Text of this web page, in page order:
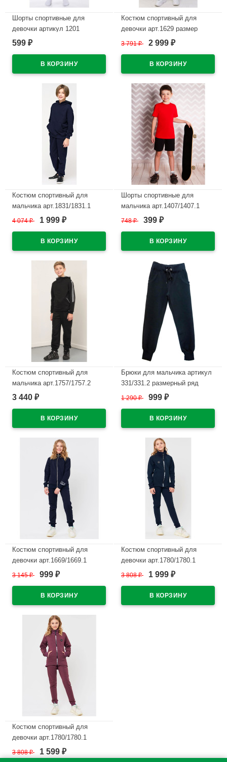
Шорты спортивные для
девочки артикул 1201
р.36/140-44/164 цвет черный
599 ₽
Костюм спортивный для
девочки арт.1629 размер
30/122-40/152 трикотажный
3 791₽ 2 999 ₽
Костюм спортивный для
мальчика арт.1831/1831.1
размер 34/134-46/170
4 074₽ 1 999 ₽
Шорты спортивные для
мальчика арт.1407/1407.1
размер 32/128--42/158 цвет
748₽ 399 ₽
Костюм спортивный для
мальчика арт.1757/1757.2
размер 32/128-48/176
3 440 ₽
Брюки для мальчика артикул
331/331.2 размерный ряд
32/128-46/170 цвет темно-
1 290₽ 999 ₽
Костюм спортивный для
девочки арт.1669/1669.1
размер 32/128-46/170
3 145₽ 999 ₽
Костюм спортивный для
девочки арт.1780/1780.1
размер 32/128-46/170
3 808₽ 1 999 ₽
Костюм спортивный для
девочки арт.1780/1780.1
размер 32/128-46/170
трикотажный цвет брусника
3 808₽ 1 599 ₽